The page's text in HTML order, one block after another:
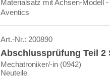
Materialsatz mit Achsen-Modell
Aventics
Art.-Nr.: 200890
Abschlussprüfung Teil 2
Mechatroniker/-in (0942)
Neuteile